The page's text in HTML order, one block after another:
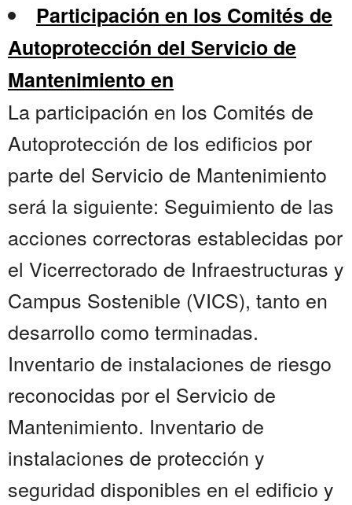
Participación en los Comités de
Autoprotección del Servicio de
Mantenimiento en
La participación en los Comités de
Autoprotección de los edificios por
parte del Servicio de Mantenimiento
será la siguiente: Seguimiento de las
acciones correctoras establecidas por
el Vicerrectorado de Infraestructuras y
Campus Sostenible (VICS), tanto en
desarrollo como terminadas.
Inventario de instalaciones de riesgo
reconocidas por el Servicio de
Mantenimiento. Inventario de
instalaciones de protección y
seguridad disponibles en el edificio y